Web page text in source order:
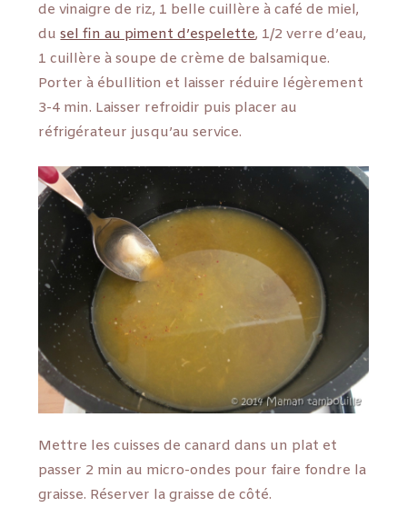
de vinaigre de riz, 1 belle cuillère à café de miel,
dusel fin au piment d’espelette, 1/2 verre d’eau,
1 cuillère à soupe de crème de balsamique.
Porter à ébullition et laisser réduire légèrement
3-4 min. Laisser refroidir puis placer au
réfrigérateur jusqu’au service.
Mettre les cuisses de canard dans un plat et
passer 2 min au micro-ondes pour faire fondre la
graisse. Réserver la graisse de côté.